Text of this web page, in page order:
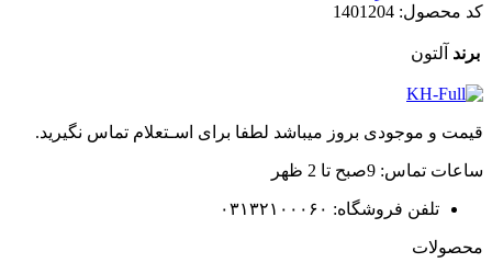
کد محصول: 1401204
برند آلتون
قیمت و موجودی بروز میباشد لطفا برای اسـتعلام تماس نگیرید.
ساعات تماس: 9صبح تا 2 ظهر
تلفن فروشگاه: ۰۳۱۳۲۱۰۰۰۶۰
محصولات